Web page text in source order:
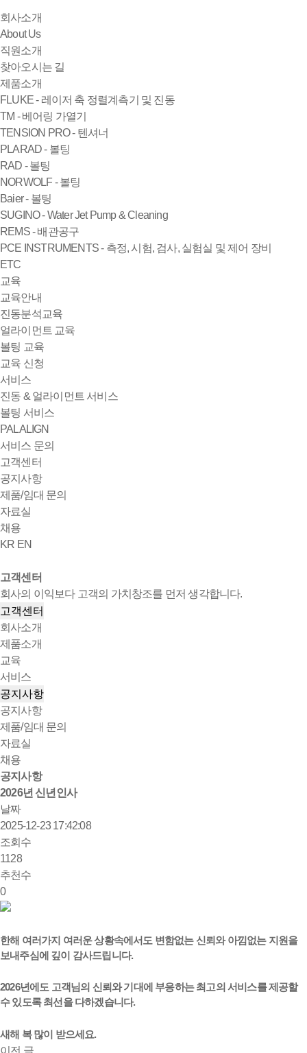
회사소개
About Us
직원소개
찾아오시는 길
제품소개
FLUKE - 레이저 축 정렬계측기 및 진동
TM - 베어링 가열기
TENSION PRO - 텐셔너
PLARAD - 볼팅
RAD - 볼팅
NORWOLF - 볼팅
Baier - 볼팅
SUGINO - Water Jet Pump & Cleaning
REMS - 배관공구
PCE INSTRUMENTS - 측정, 시험, 검사, 실험실 및 제어 장비
ETC
교육
교육안내
진동분석교육
얼라이먼트 교육
볼팅 교육
교육 신청
서비스
진동 & 얼라이먼트 서비스
볼팅 서비스
PALALIGN
서비스 문의
고객센터
공지사항
제품/임대 문의
자료실
채용
KR EN
고객센터
회사의 이익보다 고객의 가치창조를 먼저 생각합니다.
고객센터
회사소개
제품소개
교육
서비스
공지사항
공지사항
제품/임대 문의
자료실
채용
공지사항
2026년 신년인사
날짜
2025-12-23 17:42:08
조회수
1128
추천수
0
한해 여러가지 여러운 상황속에서도 변함없는 신뢰와 아낌없는 지원을
보내주심에 깊이 감사드립니다.
2026년에도 고객님의 신뢰와 기대에 부응하는 최고의 서비스를 제공할
수 있도록 최선을 다하겠습니다.
새해 복 많이 받으세요.
이전 글